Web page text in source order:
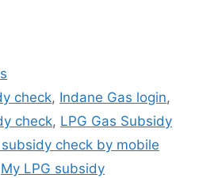
check, Indane Gas login,
check, LPG Gas Subsidy
subsidy check by mobile
My LPG subsidy